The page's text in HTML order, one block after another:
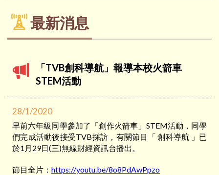
最新消息
「TVB創科導航」報導本校火箭車
STEM活動
28/1/2020
早前六年級同學參加了「創作火箭車」STEM活動，同學
們完成活動後接受TVB採訪，有關節目「 創科導航 」已
於1月29日(三)無線財經資訊台播出。
節目全片： https://youtu.be/8o8PdAwPpzo